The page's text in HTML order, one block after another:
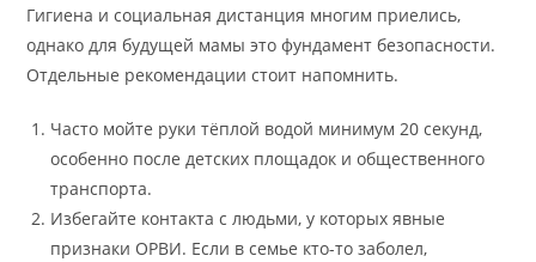
Гигиена и социальная дистанция многим приелись,
однако для будущей мамы это фундамент безопасности.
Отдельные рекомендации стоит напомнить.
Часто мойте руки тёплой водой минимум 20 секунд,
особенно после детских площадок и общественного
транспорта.
Избегайте контакта с людьми, у которых явные
признаки ОРВИ. Если в семье кто-то заболел,